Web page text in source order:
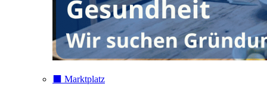
⬛️ Marktplatz